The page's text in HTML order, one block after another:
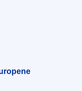
Europene